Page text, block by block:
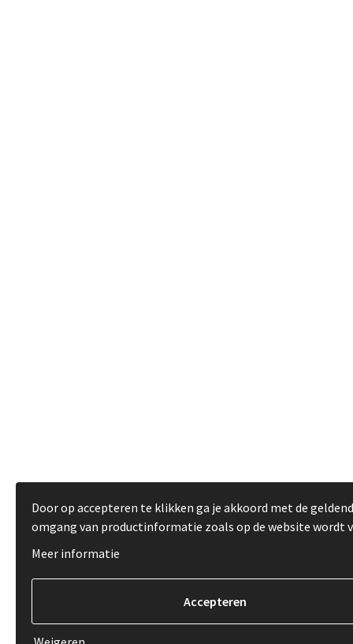
Door op accepteren te klikken ga je akkoord met de
omgang van productinformatie zoals op de website wordt
Meer informatie